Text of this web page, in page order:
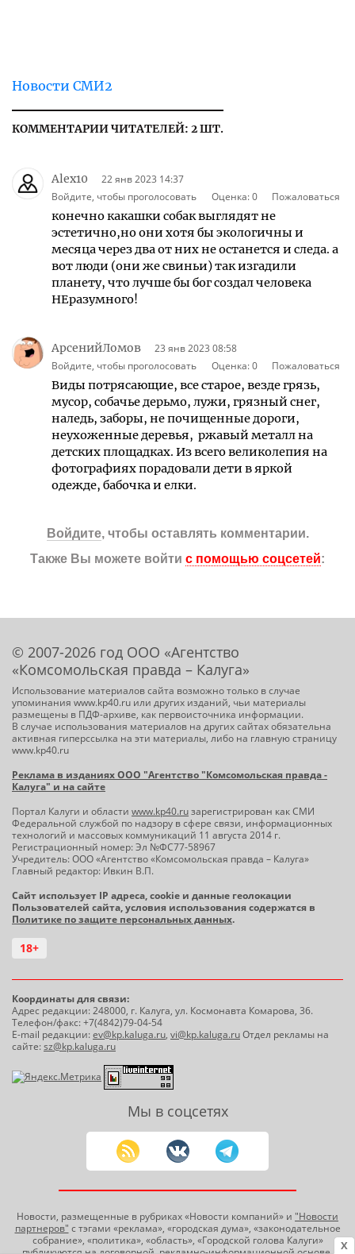
Новости СМИ2
КОММЕНТАРИИ ЧИТАТЕЛЕЙ: 2 ШТ.
Alex10
22 янв 2023 14:37
Войдите, чтобы проголосовать
Оценка:0 Пожаловаться
конечно какашки собак выглядят не
эстетично,но они хотя бы экологичны и
месяца через два от них не останется и следа. а
вот люди (они же свиньи) так изгадили
планету, что лучше бы бог создал человека
НЕразумного!
АрсенийЛомов
23 янв 2023 08:58
Войдите, чтобы проголосовать
Оценка:0 Пожаловаться
Виды потрясающие, все старое, везде грязь,
мусор, собачье дерьмо, лужи, грязный снег,
наледь, заборы, не почищенные дороги,
неухоженные деревья, ржавый металл на
детских площадках. Из всего великолепия на
фотографиях порадовали дети в яркой
одежде, бабочка и елки.
Войдите, чтобы оставлять комментарии.
Также Вы можете войти с помощью соцсетей:
© 2007-2026 год ООО «Агентство
«Комсомольская правда – Калуга»
Использование материалов сайта возможно только в случае
упоминания www.kp40.ru или других изданий, чьи материалы
размещены в ПДФ-архиве, как первоисточника информации.
В случае использования материалов на других сайтах обязательна
активная гиперссылка на эти материалы, либо на главную страницу
www.kp40.ru
Реклама в изданиях ООО "Агентство "Комсомольская правда -
Калуга" и на сайте
Портал Калуги и области www.kp40.ruзарегистрирован как СМИ
Федеральной службой по надзору в сфере связи, информационных
технологий и массовых коммуникаций 11 августа 2014 г.
Регистрационный номер: Эл №ФС77-58967
Учредитель: ООО «Агентство «Комсомольская правда – Калуга»
Главный редактор: Ивкин В.П.
Сайт использует IP адреса, cookie и данные геолокации
Пользователей сайта, условия использования содержатся в
Политике по защите персональных данных.
18+
Координаты для связи:
Адрес редакции: 248000, г. Калуга, ул. Космонавта Комарова, 36.
Телефон/факс: +7(4842)79-04-54
E-mail редакции:ev@kp.kaluga.ru, vi@kp.kaluga.ruОтдел рекламы на
сайте:sz@kp.kaluga.ru
Мы в соцсетях
Новости, размещенные в рубриках «Новости компаний» и "Новости
партнеров" с тэгами «реклама», «городская дума», «законодательное
собрание», «политика», «область», «Городской голова Калуги»
X